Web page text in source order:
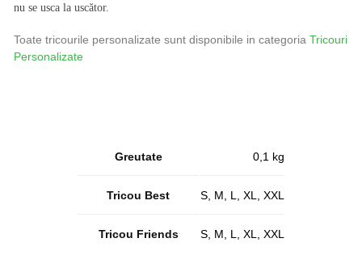
nu se usca la uscător.
Toate tricourile personalizate sunt disponibile in categoria Tricouri
Personalizate
Greutate 0,1 kg
Tricou Best S, M, L, XL, XXL
Tricou Friends S, M, L, XL, XXL